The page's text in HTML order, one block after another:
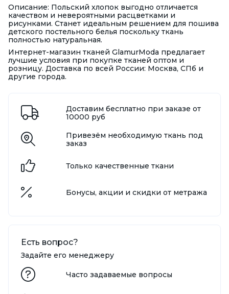
Описание: Польский хлопок выгодно отличается
качеством и невероятными расцветками и
рисунками. Станет идеальным решением для пошива
детского постельного белья поскольку ткань
полностью натуральная.
Интернет-магазин тканей GlamurModa предлагает
лучшие условия при покупке тканей оптом и
розницу. Доставка по всей России: Москва, СПб и
другие города.
Доставим бесплатно при заказе от
10000 руб
Привезём необходимую ткань под
заказ
Только качественные ткани
Бонусы, акции и скидки от метража
Есть вопрос?
Задайте его менеджеру
Часто задаваемые вопросы